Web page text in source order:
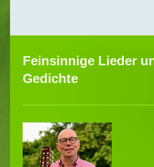
Feinsinnige Lieder
Gedichte